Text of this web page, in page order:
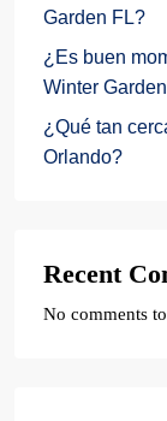
Garden FL?
¿Es buen
Winter
¿Qué tan
Orlando?
Recent
No comments